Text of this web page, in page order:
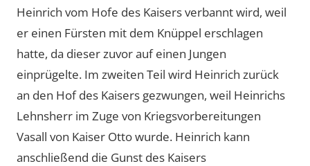
Heinrich vom Hofe des Kaisers verbannt wird, weil
er einen Fürsten mit dem Knüppel erschlagen
hatte, da dieser zuvor auf einen Jungen
einprügelte. Im zweiten Teil wird Heinrich zurück
an den Hof des Kaisers gezwungen, weil Heinrichs
Lehnsherr im Zuge von Kriegsvorbereitungen
Vasall von Kaiser Otto wurde. Heinrich kann
anschließend die Gunst des Kaisers